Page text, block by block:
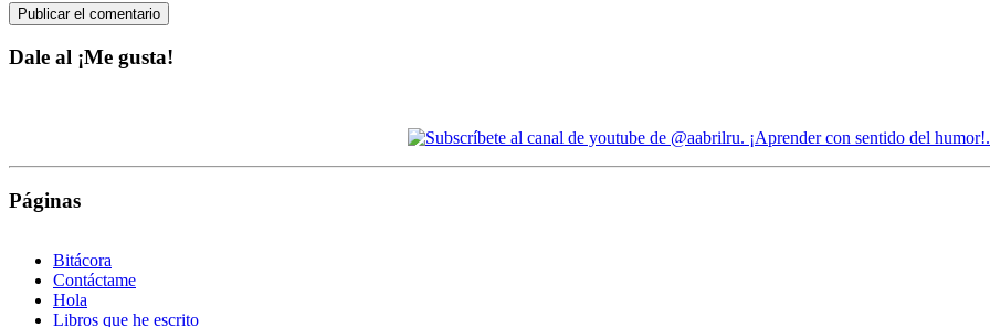
Dale al ¡Me gusta!
Páginas
Bitácora
Contáctame
Hola
Libros que he escrito